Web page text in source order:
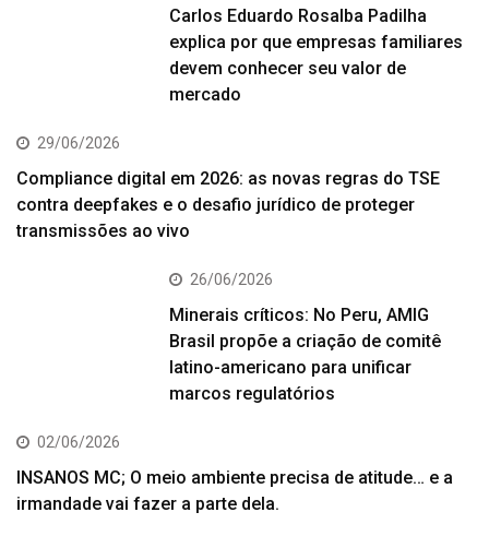
Carlos Eduardo Rosalba Padilha
explica por que empresas familiares
devem conhecer seu valor de
mercado
29/06/2026
Compliance digital em 2026: as novas regras do TSE
contra deepfakes e o desafio jurídico de proteger
transmissões ao vivo
26/06/2026
Minerais críticos: No Peru, AMIG
Brasil propõe a criação de comitê
latino-americano para unificar
marcos regulatórios
02/06/2026
INSANOS MC; O meio ambiente precisa de atitude… e a
irmandade vai fazer a parte dela.